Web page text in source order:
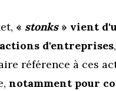
« stonks » vient
d'entreprises
référence à ces
notamment pour